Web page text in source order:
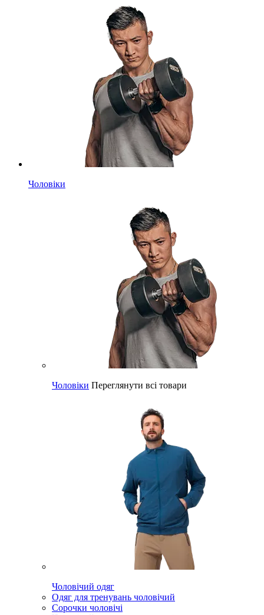
Чоловіки
Чоловіки Переглянути всі товари
Чоловічий одяг
Одяг для тренувань чоловічий
Сорочки чоловічі